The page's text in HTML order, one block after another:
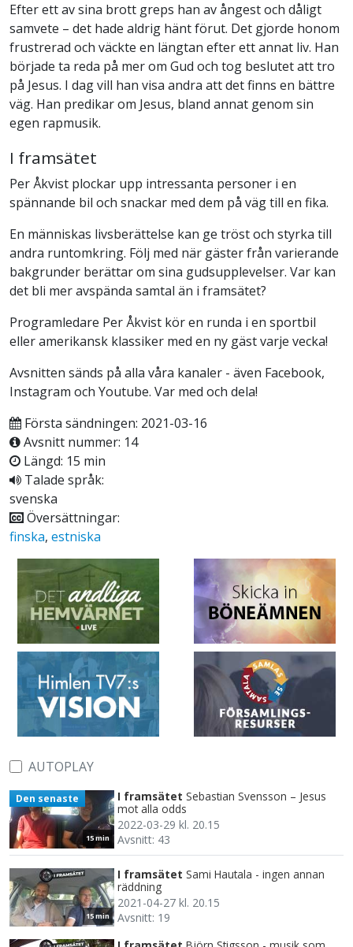
Efter ett av sina brott greps han av ångest och dåligt
samvete – det hade aldrig hänt förut. Det gjorde honom
frustrerad och väckte en längtan efter ett annat liv. Han
började ta reda på mer om Gud och tog beslutet att tro
på Jesus. I dag vill han visa andra att det finns en bättre
väg. Han predikar om Jesus, bland annat genom sin
egen rapmusik.
I framsätet
Per Åkvist plockar upp intressanta personer i en
spännande bil och snackar med dem på väg till en fika.
En människas livsberättelse kan ge tröst och styrka till
andra runtomkring. Följ med när gäster från varierande
bakgrunder berättar om sina gudsupplevelser. Var kan
det bli mer avspända samtal än i framsätet?
Programledare Per Åkvist kör en runda i en sportbil
eller amerikansk klassiker med en ny gäst varje vecka!
Avsnitten sänds på alla våra kanaler - även Facebook,
Instagram och Youtube. Var med och dela!
Första sändningen: 2021-03-16
Avsnitt nummer: 14
Längd: 15 min
Talade språk:
svenska
Översättningar:
finska, estniska
AUTOPLAY
15 min
Den senaste I framsätet Sebastian Svensson – Jesus
mot alla odds
2022-03-29 kl. 20.15
Avsnitt: 43
15 min
I framsätet Sami Hautala - ingen annan
räddning
2021-04-27 kl. 20.15
Avsnitt: 19